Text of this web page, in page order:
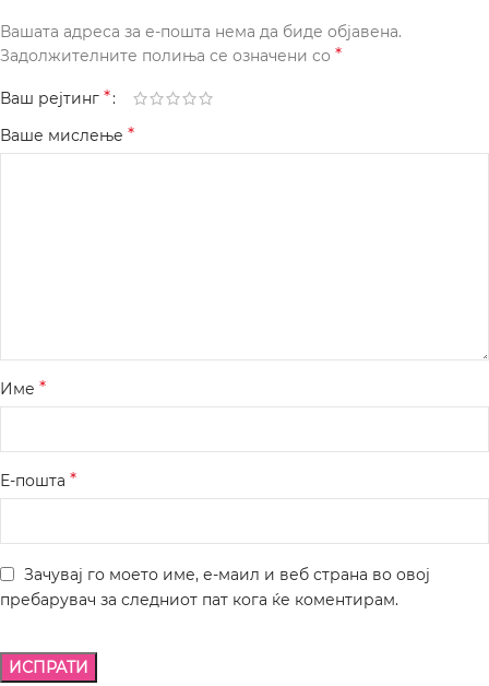
Вашата адреса за е-пошта нема да биде објавена.
Задолжителните полиња се означени со *
Ваш рејтинг *
Ваше мислење *
Име *
Е-пошта *
Зачувај го моето име, е-маил и веб страна во овој
пребарувач за следниот пат кога ќе коментирам.